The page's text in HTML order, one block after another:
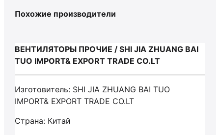
Похожие производители
ВЕНТИЛЯТОРЫ ПРОЧИЕ / SHI JIA ZHUANG BAI
TUO IMPORT& EXPORT TRADE CO.LT
Изготовитель: SHI JIA ZHUANG BAI TUO
IMPORT& EXPORT TRADE CO.LT
Страна: Китай